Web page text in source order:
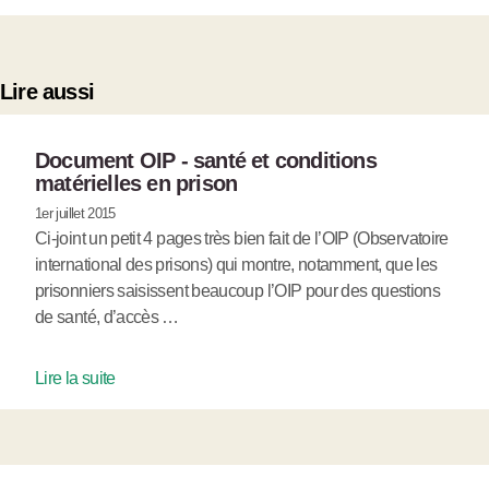
Lire aussi
Document OIP - santé et conditions
matérielles en prison
1er juillet 2015
Ci-joint un petit 4 pages très bien fait de l’OIP (Observatoire
international des prisons) qui montre, notamment, que les
prisonniers saisissent beaucoup l’OIP pour des questions
de santé, d’accès …
Lire la suite